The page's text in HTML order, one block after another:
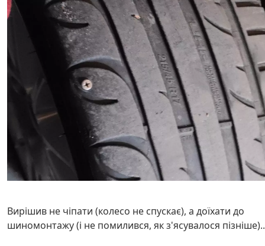
Вирішив не чіпати (колесо не спускає), а доїхати до
шиномонтажу (і не помилився, як з'ясувалося